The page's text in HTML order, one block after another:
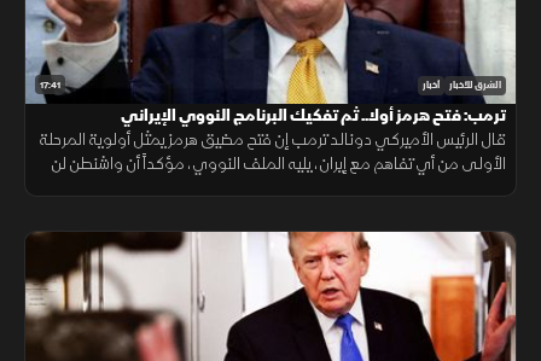
17:41 الشرق للأخبار أخبار
ترمب: فتح هرمز أولا.. ثم تفكيك البرنامج النووي الإيراني
قال الرئيس الأميركي دونالد ترمب إن فتح مضيق هرمز يمثل أولوية المرحلة
الأولى من أي تفاهم مع إيران، يليه الملف النووي، مؤكداً أن واشنطن لن